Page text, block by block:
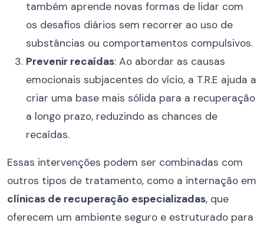
também aprende novas formas de lidar com
os desafios diários sem recorrer ao uso de
substâncias ou comportamentos compulsivos.
Prevenir recaídas: Ao abordar as causas
emocionais subjacentes do vício, a T.R.E ajuda a
criar uma base mais sólida para a recuperação
a longo prazo, reduzindo as chances de
recaídas.
Essas intervenções podem ser combinadas com
outros tipos de tratamento, como a internação em
clínicas de recuperação especializadas, que
oferecem um ambiente seguro e estruturado para